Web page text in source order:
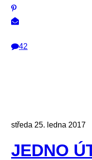
42
středa 25. ledna 2017
JEDNO